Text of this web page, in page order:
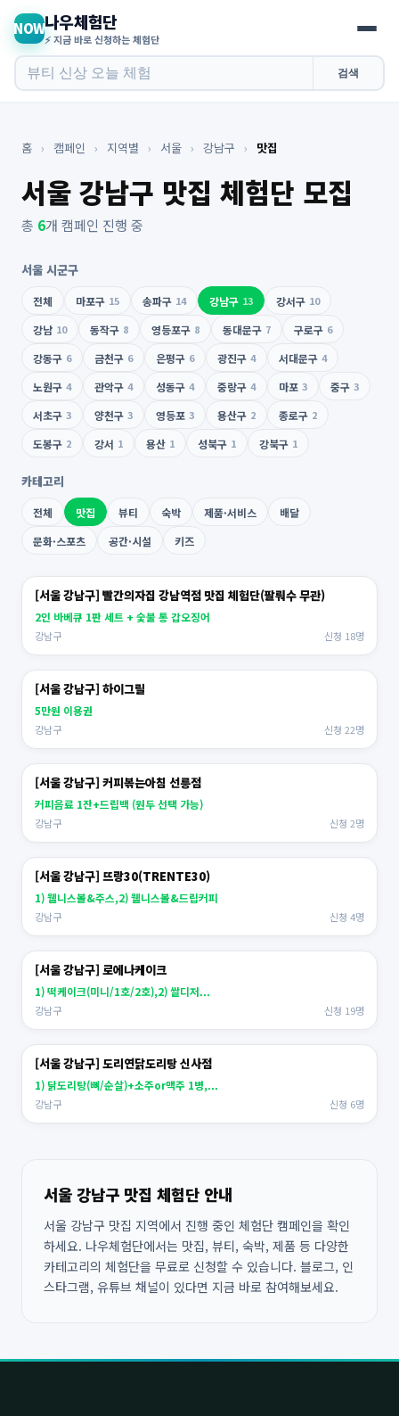
NOW나우체험단
⚡ 지금 바로 신청하는 체험단
검색
홈 › 캠페인 › 지역별 › 서울 › 강남구 › 맛집
서울 강남구 맛집 체험단 모집
총 6개 캠페인 진행 중
서울 시군구
전체 마포구 15 송파구 14 강남구 13 강서구 10
강남 10 동작구 8 영등포구 8 동대문구 7 구로구 6
강동구 6 금천구 6 은평구 6 광진구 4 서대문구 4
노원구 4 관악구 4 성동구 4 중랑구 4 마포 3 중구 3
서초구 3 양천구 3 영등포 3 용산구 2 종로구 2
도봉구 2 강서 1 용산 1 성북구 1 강북구 1
카테고리
전체 맛집 뷰티 숙박 제품·서비스
배달
문화·스포츠
공간·시설 키즈
[서울 강남구] 빨간의자집 강남역점 맛집 체험단(팔뤄수 무관)
2인 바베큐 1판 세트 + 숯불 통 갑오징어
강남구 신청 18명
[서울 강남구] 하이그릴
5만원 이용권
강남구 신청 22명
[서울 강남구] 커피볶는아침 선릉점
커피음료 1잔+드립백 (원두 선택 가능)
강남구 신청 2명
[서울 강남구] 뜨랑30(TRENTE30)
1) 웰니스볼&주스,2) 웰니스볼&드립커피
강남구 신청 4명
[서울 강남구] 로에나케이크
1) 떡케이크(미니/1호/2호),2) 쌀디저...
강남구 신청 19명
[서울 강남구] 도리연닭도리탕 신사점
1) 닭도리탕(뼈/순살)+소주or맥주 1병,...
강남구 신청 6명
서울 강남구 맛집 체험단 안내
서울 강남구 맛집 지역에서 진행 중인 체험단 캠페인을 확인
하세요. 나우체험단에서는 맛집, 뷰티, 숙박, 제품 등 다양한
카테고리의 체험단을 무료로 신청할 수 있습니다. 블로그, 인
스타그램, 유튜브 채널이 있다면 지금 바로 참여해보세요.